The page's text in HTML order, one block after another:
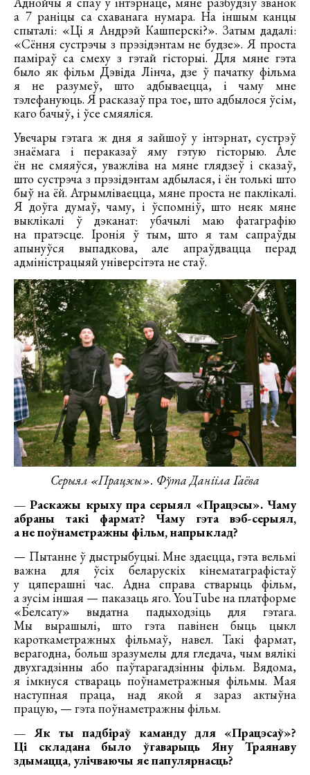
а 7 раніцы са схаванага нумара. На іншым канцы
спыталі: «Ці я Андрэй Кашперскі?». Затым дадалі:
«Сёння сустрэчы з прэзідэнтам не будзе». Я проста
паміраў са смеху з гэтай гісторыі. Для мяне гэта
было як фільм Дэвіда Лінча, дзе ў пачатку фільма
я не разумеў, што адбываецца, і чаму мне
тэлефануюць. Я расказаў пра тое, што адбылося ўсім,
каго бачыў, і ўсе смяяліся.
Увечары гэтага ж дня я зайшоў у інтэрнат, сустрэў
знаёмага і пераказаў яму гэтую гісторыю. Але
ён не смяяўся, уважліва на мяне глядзеў і сказаў,
што сустрэча з прэзідэнтам адбылася, і ён толькі што
быў на ёй. Атрымліваецца, мяне проста не паклікалі.
Я доўга думаў, чаму, і ўспомніў, што неяк мяне
выклікалі ў дэканат: убачылі маю фатаграфію
на пратэсце. Іронія ў тым, што я там сапраўды
апынуўся выпадкова, але апраўдвацца перад
адміністрацыяй універсітэта не стаў.
Серыял «Працэсы». Фўта Данііла Гаёва
— Раскажы крыху пра серыял «Працэсы». Чаму
абраны такі фармат? Чаму гэта вэб-серыял,
а не поўнаметражны фільм, напрыклад?
— Пытанне ў дыстрыбуцыі. Мне здаецца, гэта вельмі
важна для ўсіх беларускіх кінематаграфістаў
у цяперашні час. Адна справа стварыць фільм,
а зусім іншая — паказаць яго. YouTube на платформе
«Белсату» выдатна падыходзіць для гэтага.
Мы вырашылі, што гэта павінен быць цыкл
кароткаметражных фільмаў, навел. Такі фармат,
верагодна, больш зразумелы для гледача, чым вялікі
двухгадзінны або паўтарагадзінны фільм. Вядома,
я імкнуся ствараць поўнаметражныя фільмы. Мая
наступная праца, над якой я зараз актыўна
працую, — гэта поўнаметражны фільм.
— Як ты падбіраў каманду для «Працэсаў»?
Ці складана было ўгаварыць Яну Траянаву
здымацца, улічваючы яе папулярнасць?